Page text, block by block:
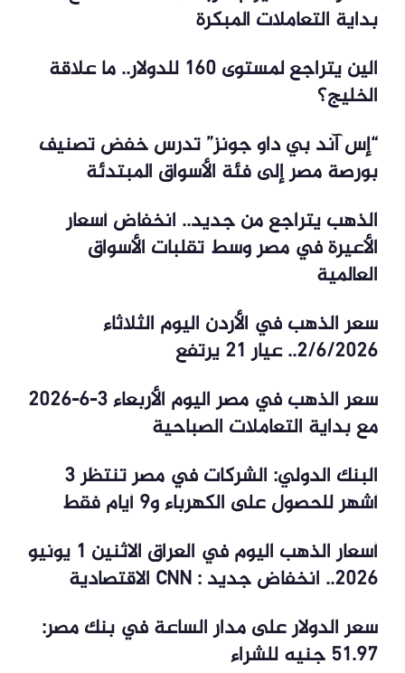
بداية التعاملات المبكرة
الين يتراجع لمستوى 160 للدولار.. ما علاقة
الخليج؟
“إس آند بي داو جونز” تدرس خفض تصنيف
بورصة مصر إلى فئة الأسواق المبتدئة
الذهب يتراجع من جديد.. انخفاض أسعار
الأعيرة في مصر وسط تقلبات الأسواق
العالمية
سعر الذهب في الأردن اليوم الثلاثاء
2/6/2026.. عيار 21 يرتفع
سعر الذهب في مصر اليوم الأربعاء 3-6-2026
مع بداية التعاملات الصباحية
البنك الدولي: الشركات في مصر تنتظر 3
أشهر للحصول على الكهرباء و9 أيام فقط
أسعار الذهب اليوم في العراق الاثنين 1 يونيو
2026.. انخفاض جديد : CNN الاقتصادية
سعر الدولار على مدار الساعة في بنك مصر:
51.97 جنيه للشراء